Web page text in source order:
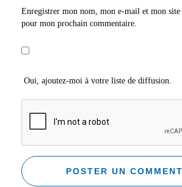
Enregistrer mon nom, mon e-mail et mon site
pour mon prochain commentaire.
Oui, ajoutez-moi à votre liste de diffusion.